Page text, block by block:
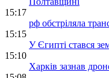
15:17
рф обстріляла
15:15
У Єгипті стався
15:10
Харків зазнав